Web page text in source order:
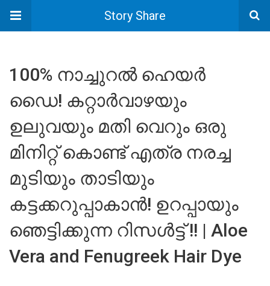
Story Share
100% നാച്ചുറൽ ഹെയർ
ഡൈ! കറ്റാർവാഴയും
ഉലുവയും മതി വെറും ഒരു
മിനിറ്റ് കൊണ്ട് എത്ര നരച്ച
മുടിയും താടിയും
കട്ടക്കറുപ്പാകാൻ! ഉറപ്പായും
ഞെട്ടിക്കുന്ന റിസൾട്ട് !! | Aloe
Vera and Fenugreek Hair Dye